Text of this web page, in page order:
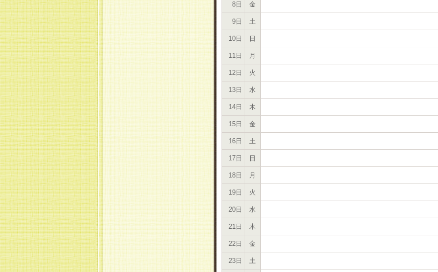
8日 金
9日 土
10日 日
11日 月
12日 火
13日 水
14日 木
15日 金
16日 土
17日 日
18日 月
19日 火
20日 水
21日 木
22日 金
23日 土